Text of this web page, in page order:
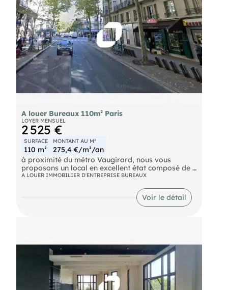
A louer Bureaux 110m² Paris
LOYER MENSUEL
2 525 €
SURFACE
110 m²
MONTANT AU M²
275,4 €/m²/an
à proximité du métro Vaugirard, nous vous
proposons un local en excellent état composé de 4
bureaux et 1 salle de réunion. Ce lot de 110 m² est
m² en sous sol, pondérée à 50%. Parkings : 1
emplacement double inclus dans le loyer. Accès
A LOUER IMMOBILIER D'ENTREPRISE BUREAUX
Voir le détail